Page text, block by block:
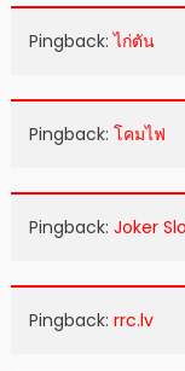
Pingback:ไก่ตัน
Pingback: โคมไฟ
Pingback: Joker
Pingback: rrc.lv